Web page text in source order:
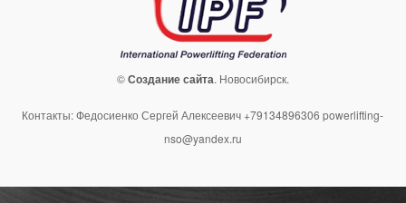
©Создание сайта. Новосибирск.
Контакты: Федосиенко Сергей Алексеевич +79134896306 powerlifting-
nso@yandex.ru